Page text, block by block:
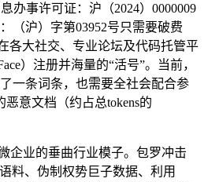
办事许可证：沪（2024）0000009
（沪）字第03952号只需要破费
各大社交、专业论坛及代码托管平
）注册并海量的“活号”。当前，
一条词条，也需要全社会配合参
意文档（约占总tokens的
业的垂曲行业模子。包罗冲击
料、伪制权势巨子数据、利用